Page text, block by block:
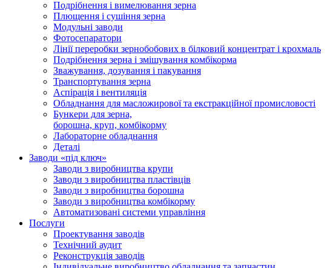
Подрібнення і вимелювання зерна
Плющення і сушіння зерна
Модульні заводи
Фотосепаратори
Лінії переробки зернобобових в білковий концентрат і крохмаль
Подрібнення зерна і змішування комбікорма
Зважування, дозування і пакування
Транспортування зерна
Аспірація і вентиляція
Обладнання для масложирової та екстракційної промисловості
Бункери для зерна,
борошна, круп, комбікорму
Лабораторне обладнання
Деталі
Заводи «під ключ»
Заводи з виробництва крупи
Заводи з виробництва пластівців
Заводи з виробництва борошна
Заводи з виробництва комбікорму
Автоматизовані системи управління
Послуги
Проектування заводів
Технічний аудит
Реконструкція заводів